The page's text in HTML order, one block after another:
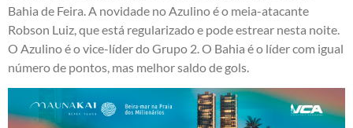
Bahia de Feira. A novidade no Azulino é o meia-atacante
Robson Luiz, que está regularizado e pode estrear nesta noite.
O Azulino é o vice-líder do Grupo 2. O Bahia é o líder com igual
número de pontos, mas melhor saldo de gols.